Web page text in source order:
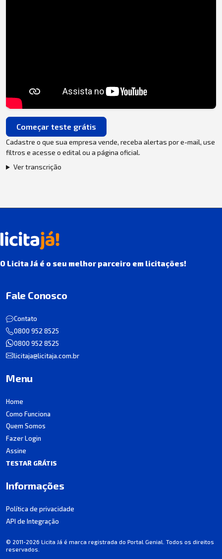
Começar teste grátis
Cadastre o que sua empresa vende, receba alertas por e-mail, use
filtros e acesse o edital ou a página oficial.
Ver transcrição
O Licita Já é o seu melhor parceiro em licitações!
Fale Conosco
Contato
0800 952 8525
0800 952 8525
licitaja@licitaja.com.br
Menu
Home
Como Funciona
Quem Somos
Fazer Login
Assine
TESTAR GRÁTIS
Informações
Política de privacidade
API de Integração
© 2011-2026 Licita Já é marca registrada do Portal Genial. Todos os direitos
reservados.